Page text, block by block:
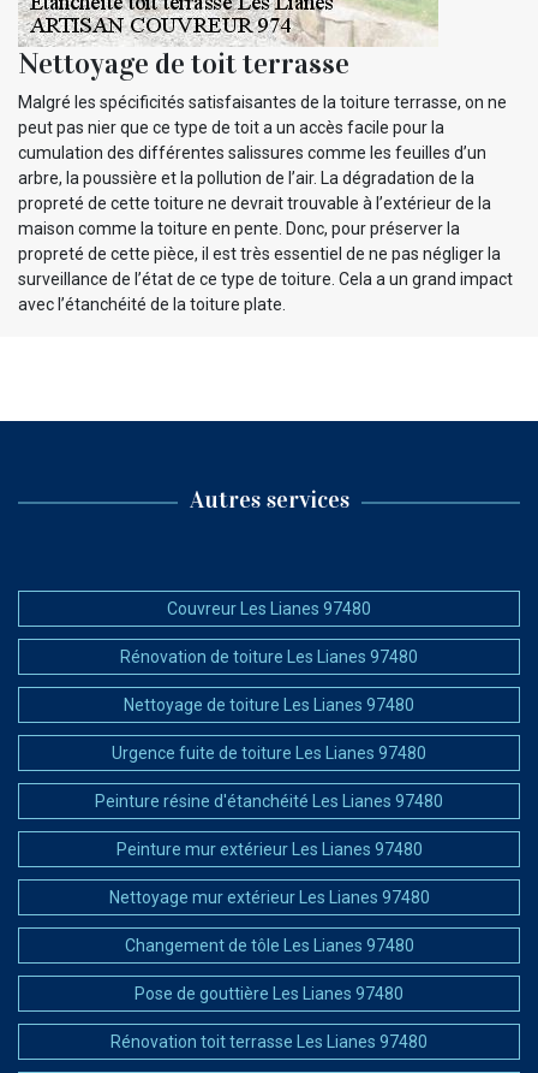
Nettoyage de toit terrasse
Malgré les spécificités satisfaisantes de la toiture terrasse, on ne
peut pas nier que ce type de toit a un accès facile pour la
cumulation des différentes salissures comme les feuilles d’un
arbre, la poussière et la pollution de l’air. La dégradation de la
propreté de cette toiture ne devrait trouvable à l’extérieur de la
maison comme la toiture en pente. Donc, pour préserver la
propreté de cette pièce, il est très essentiel de ne pas négliger la
surveillance de l’état de ce type de toiture. Cela a un grand impact
avec l’étanchéité de la toiture plate.
Autres services
Couvreur Les Lianes 97480
Rénovation de toiture Les Lianes 97480
Nettoyage de toiture Les Lianes 97480
Urgence fuite de toiture Les Lianes 97480
Peinture résine d'étanchéité Les Lianes 97480
Peinture mur extérieur Les Lianes 97480
Nettoyage mur extérieur Les Lianes 97480
Changement de tôle Les Lianes 97480
Pose de gouttière Les Lianes 97480
Rénovation toit terrasse Les Lianes 97480